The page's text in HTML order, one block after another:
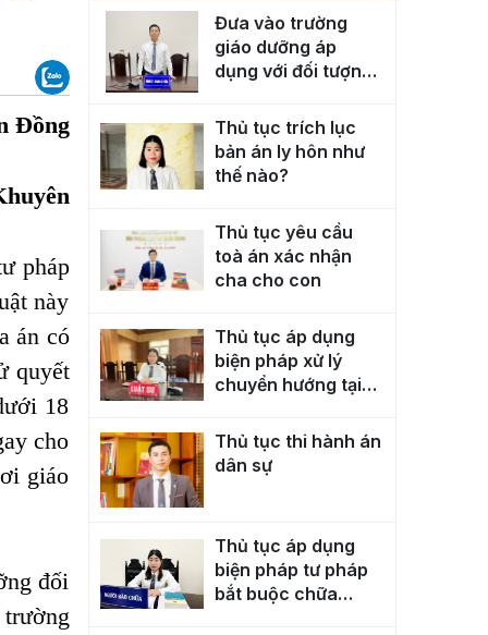
Đồng
pháp
này
án có
quyết
18
cho
giáo
đối
Đưa vào trường
giáo dưỡng áp
dụng với đối tượng
Thủ tục trích lục
bản án ly hôn như
thế nào?
Thủ tục yêu cầu
toà án xác nhận
cha cho con
Thủ tục áp dụng
biện pháp xử lý
chuyển hướng tại
người chưa thành
niên phạm tội
Thủ tục thi hành án
dân sự
Thủ tục áp dụng
biện pháp tư pháp
bắt buộc chữa